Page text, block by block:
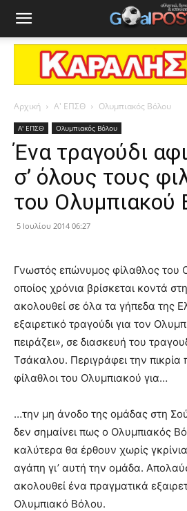
Αρχική Α' ΕΠΣΘ Ολυμπιακός Βόλου
Α' ΕΠΣΘ Ολυμπιακός Βόλου
Ένα τραγούδι
σ’ όλους τους
του Ολυμπιακού
5 Ιουλίου 2014 06:27
Γνωστός επώνυμος φίλαθλος του
οποίος χρόνια βρίσκεται κοντά
ακολουθεί σε όλα τα γήπεδα της
εξαιρετικό τραγούδι για τον
πειράζει», σε διασκευή του
Τσάκαλου. Περιγράφει την πικρία
φίλαθλοι του Ολυμπιακού για…
…την μη άνοδο της ομάδας στη
δεν σημαίνει πως ο Ολυμπιακός
καλύτερα θα έρθουν χωρίς
αγάπη γι’ αυτή την ομάδα.
ακολουθεί ένα πραγματικά
Ολυμπιακό Βόλου.